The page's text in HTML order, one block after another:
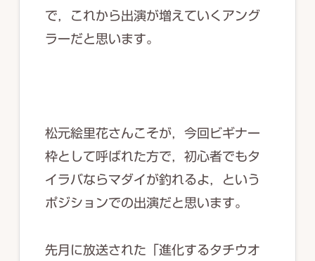
で，これから出演が増えていくアング
ラーだと思います。
松元絵里花さんこそが，今回ビギナー
枠として呼ばれた方で，初心者でもタ
イラバならマダイが釣れるよ，という
ポジションでの出演だと思います。
先月に放送された「進化するタチウオ